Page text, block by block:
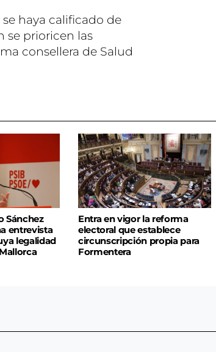
haya calificado de
se prioricen las
consellera de Salud
Sánchez
entrevista
legalidad
Entra en vigor la reforma
electoral que establece
circunscripción propia para
Formentera